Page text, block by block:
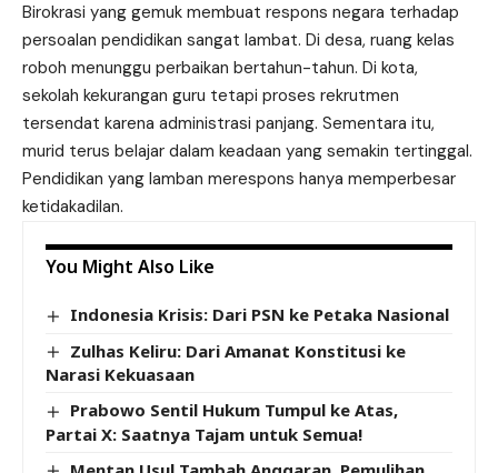
Birokrasi yang gemuk membuat respons negara terhadap
persoalan pendidikan sangat lambat. Di desa, ruang kelas
roboh menunggu perbaikan bertahun-tahun. Di kota,
sekolah kekurangan guru tetapi proses rekrutmen
tersendat karena administrasi panjang. Sementara itu,
murid terus belajar dalam keadaan yang semakin tertinggal.
Pendidikan yang lamban merespons hanya memperbesar
ketidakadilan.
You Might Also Like
Indonesia Krisis: Dari PSN ke Petaka Nasional
Zulhas Keliru: Dari Amanat Konstitusi ke
Narasi Kekuasaan
Prabowo Sentil Hukum Tumpul ke Atas,
Partai X: Saatnya Tajam untuk Semua!